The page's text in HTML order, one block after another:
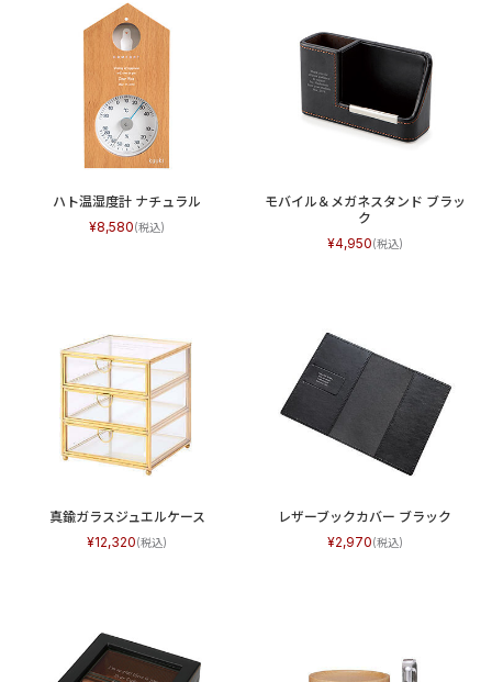
ハト温湿度計 ナチュラル
8,580
モバイル＆メガネスタンド ブラッ
ク
4,950
真鍮ガラスジュエルケース
12,320
レザーブックカバー ブラック
2,970